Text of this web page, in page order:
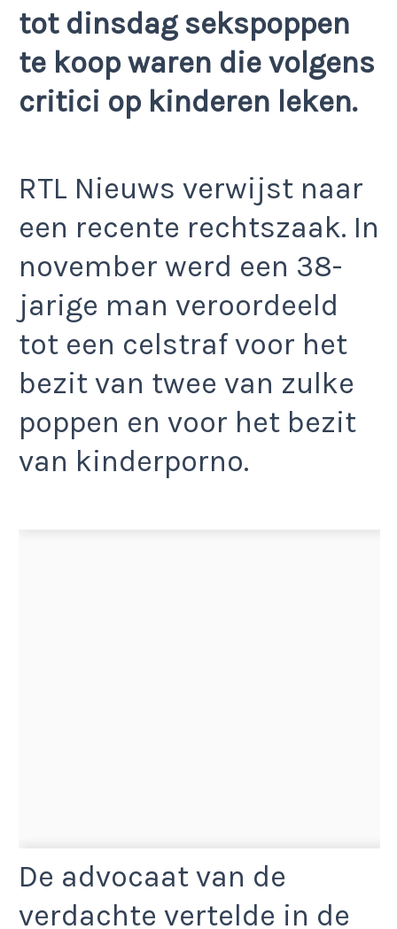
tot dinsdag sekspoppen
te koop waren die volgens
critici op kinderen leken.
RTL Nieuws verwijst naar
een recente rechtszaak. In
november werd een 38-
jarige man veroordeeld
tot een celstraf voor het
bezit van twee van zulke
poppen en voor het bezit
van kinderporno.
De advocaat van de
verdachte vertelde in de